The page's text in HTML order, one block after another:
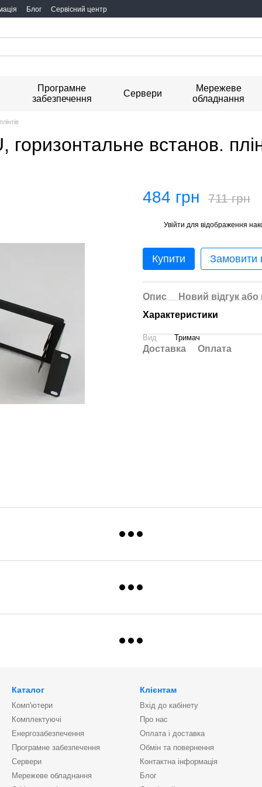
Блог Сервісний центр
Програмне
забезпечення
Сервери
Мережеве
обладнання
встанов.
484 грн 711 грн
Увійти для відображення
Купити Замовити
Опис
Новий відгук
Характеристики
Вид Тримач
Доставка Оплата
Каталог
Комп'ютери
Комплектуючі
Енергозабезпечення
Програмне забезпечення
Сервери
Мережеве обладнання
Клієнтам
Вхід до кабінету
Про нас
Оплата і доставка
Обмін та повернення
Контактна інформація
Блог